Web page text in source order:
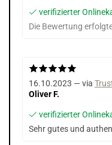
verifizierter
Die Bewertung
16.10.2023 — via
Oliver F.
verifizierter
Sehr gutes und